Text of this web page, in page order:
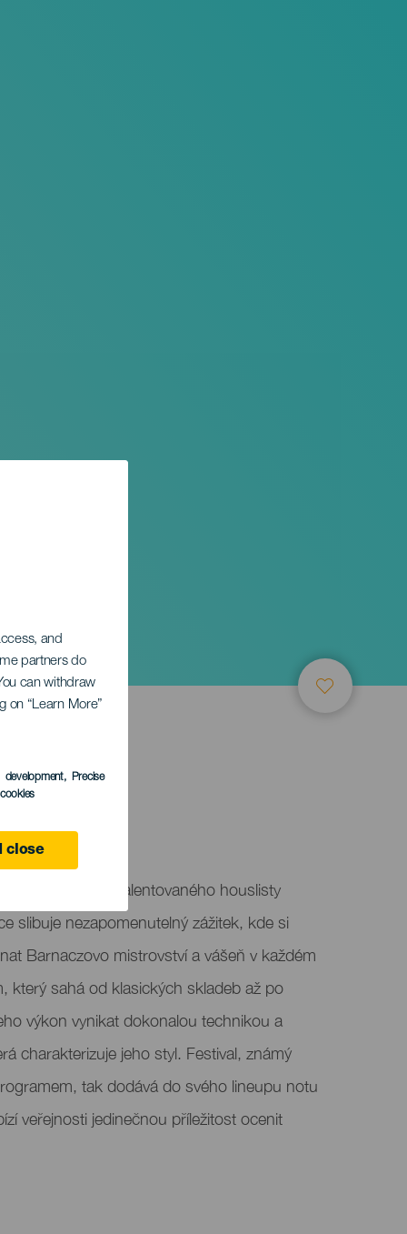
and
partners do
can withdraw
on “Learn More”
development, Precise
close
vystoupení talentovaného houslisty
slibuje nezapomenutelný zážitek, kde si
Barnaczovo mistrovství a vášeň v každém
který sahá od klasických skladeb až po
výkon vynikat dokonalou technikou a
charakterizuje jeho styl. Festival, známý
tak dodává do svého lineupu notu
veřejnosti jedinečnou příležitost ocenit